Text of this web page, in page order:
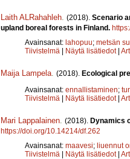
Laith ALRahahleh (2018). Scenario
upland boreal forests in Finland.
Avainsanat: lahopuu; metsän
Tiivistelmä | Näytä lisätiedot |
Maija Lampela (2018). Ecological
Avainsanat: ennallistaminen;
Tiivistelmä | Näytä lisätiedot |
Mari Lappalainen (2018). Dynamics
https://doi.org/10.14214/df.262
Avainsanat: maavesi; liuennut
Tiivistelmä | Näytä lisätiedot |